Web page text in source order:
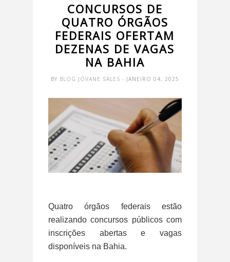
CONCURSOS DE
QUATRO ÓRGÃOS
FEDERAIS OFERTAM
DEZENAS DE VAGAS
NA BAHIA
BY BLOG JOVANE SALES - JANEIRO 04, 2025
Quatro órgãos federais estão
realizando concursos públicos com
inscrições abertas e vagas
disponíveis na Bahia.